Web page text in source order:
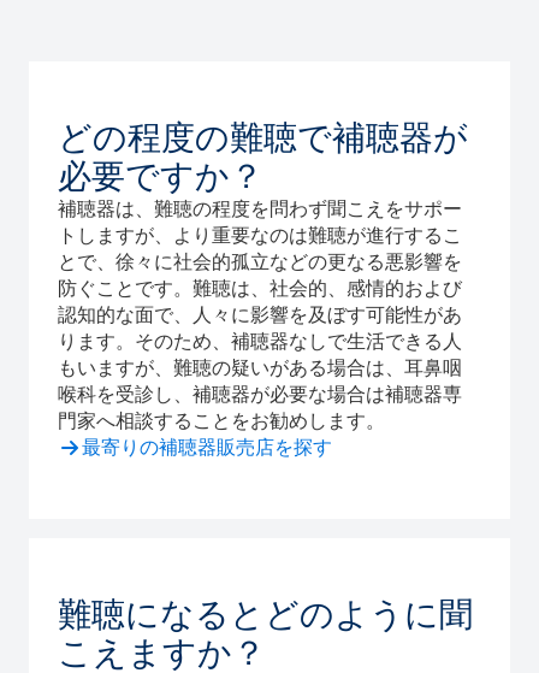
どの程度の難聴で補聴器が
必要ですか？
補聴器は、難聴の程度を問わず聞こえをサポー
トしますが、より重要なのは難聴が進行するこ
とで、徐々に社会的孤立などの更なる悪影響を
防ぐことです。難聴は、社会的、感情的および
認知的な面で、人々に影響を及ぼす可能性があ
ります。そのため、補聴器なしで生活できる人
もいますが、難聴の疑いがある場合は、耳鼻咽
喉科を受診し、補聴器が必要な場合は補聴器専
門家へ相談することをお勧めします。
最寄りの補聴器販売店を探す
難聴になるとどのように聞
こえますか？